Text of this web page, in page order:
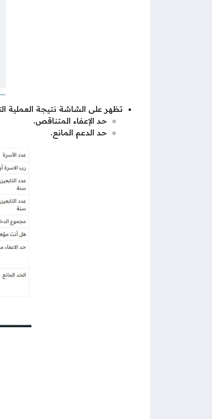
تظهر على الشاشة نتيجة العملية
حد الإعفاء المتناقص.
حد الدعم المانع.